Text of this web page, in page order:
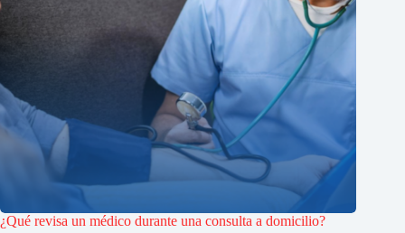
¿Qué revisa un médico durante una consulta a domicilio?